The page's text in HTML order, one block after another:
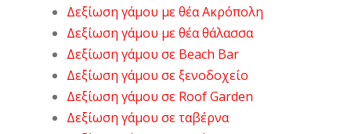
Δεξίωση γάμου με θέα Ακρόπολη
Δεξίωση γάμου με θέα θάλασσα
Δεξίωση γάμου σε Beach Bar
Δεξίωση γάμου σε ξενοδοχείο
Δεξίωση γάμου σε Roof Garden
Δεξίωση γάμου σε ταβέρνα